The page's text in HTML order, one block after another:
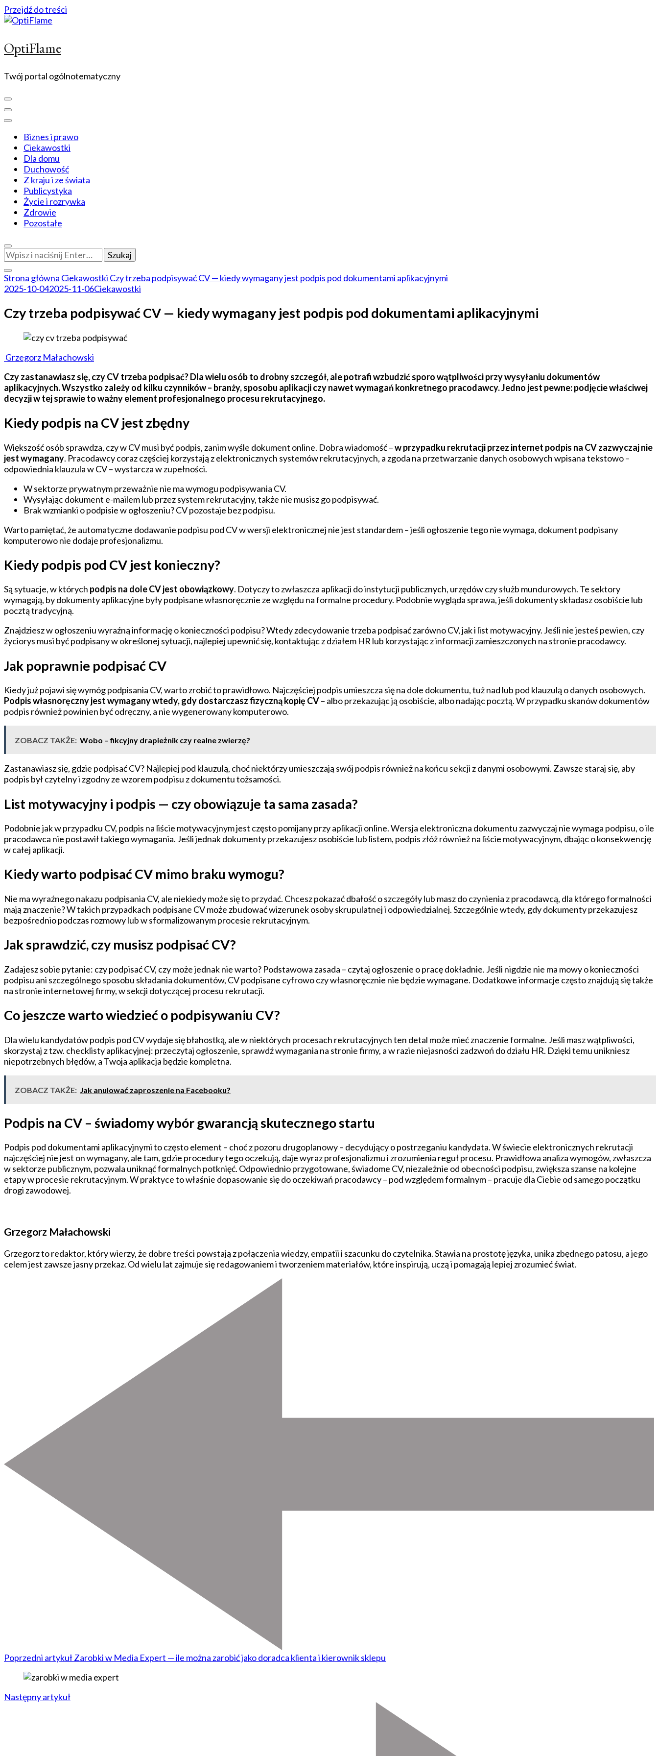
Przejdź do treści
OptiFlame
Twój portal ogólnotematyczny
Biznes i prawo
Ciekawostki
Dla domu
Duchowość
Z kraju i ze świata
Publicystyka
Życie i rozrywka
Zdrowie
Pozostałe
Szukasz
czegoś?
Strona główna Ciekawostki Czy trzeba podpisywać CV — kiedy wymagany jest podpis pod dokumentami aplikacyjnymi
2025-10-042025-11-06Ciekawostki
Czy trzeba podpisywać CV — kiedy wymagany jest podpis pod dokumentami aplikacyjnymi
Grzegorz Małachowski
Czy zastanawiasz się, czy CV trzeba podpisać? Dla wielu osób to drobny szczegół, ale potrafi wzbudzić sporo wątpliwości przy wysyłaniu dokumentów
aplikacyjnych. Wszystko zależy od kilku czynników – branży, sposobu aplikacji czy nawet wymagań konkretnego pracodawcy. Jedno jest pewne: podjęcie właściwej
decyzji w tej sprawie to ważny element profesjonalnego procesu rekrutacyjnego.
Kiedy podpis na CV jest zbędny
Większość osób sprawdza, czy w CV musi być podpis, zanim wyśle dokument online. Dobra wiadomość –w przypadku rekrutacji przez internet podpis na CV zazwyczaj nie
jest wymagany. Pracodawcy coraz częściej korzystają z elektronicznych systemów rekrutacyjnych, a zgoda na przetwarzanie danych osobowych wpisana tekstowo –
odpowiednia klauzula w CV – wystarcza w zupełności.
W sektorze prywatnym przeważnie nie ma wymogu podpisywania CV.
Wysyłając dokument e-mailem lub przez system rekrutacyjny, także nie musisz go podpisywać.
Brak wzmianki o podpisie w ogłoszeniu? CV pozostaje bez podpisu.
Warto pamiętać, że automatyczne dodawanie podpisu pod CV w wersji elektronicznej nie jest standardem – jeśli ogłoszenie tego nie wymaga, dokument podpisany
komputerowo nie dodaje profesjonalizmu.
Kiedy podpis pod CV jest konieczny?
Są sytuacje, w których podpis na dole CV jest obowiązkowy. Dotyczy to zwłaszcza aplikacji do instytucji publicznych, urzędów czy służb mundurowych. Te sektory
wymagają, by dokumenty aplikacyjne były podpisane własnoręcznie ze względu na formalne procedury. Podobnie wygląda sprawa, jeśli dokumenty składasz osobiście lub
pocztą tradycyjną.
Znajdziesz w ogłoszeniu wyraźną informację o konieczności podpisu? Wtedy zdecydowanie trzeba podpisać zarówno CV, jak i list motywacyjny. Jeśli nie jesteś pewien, czy
życiorys musi być podpisany w określonej sytuacji, najlepiej upewnić się, kontaktując z działem HR lub korzystając z informacji zamieszczonych na stronie pracodawcy.
Jak poprawnie podpisać CV
Kiedy już pojawi się wymóg podpisania CV, warto zrobić to prawidłowo. Najczęściej podpis umieszcza się na dole dokumentu, tuż nad lub pod klauzulą o danych osobowych.
Podpis własnoręczny jest wymagany wtedy, gdy dostarczasz fizyczną kopię CV– albo przekazując ją osobiście, albo nadając pocztą. W przypadku skanów dokumentów
podpis również powinien być odręczny, a nie wygenerowany komputerowo.
ZOBACZ TAKŻE: Wobo – fikcyjny drapieżnik czy realne zwierzę?
Zastanawiasz się, gdzie podpisać CV? Najlepiej pod klauzulą, choć niektórzy umieszczają swój podpis również na końcu sekcji z danymi osobowymi. Zawsze staraj się, aby
podpis był czytelny i zgodny ze wzorem podpisu z dokumentu tożsamości.
List motywacyjny i podpis — czy obowiązuje ta sama zasada?
Podobnie jak w przypadku CV, podpis na liście motywacyjnym jest często pomijany przy aplikacji online. Wersja elektroniczna dokumentu zazwyczaj nie wymaga podpisu, o ile
pracodawca nie postawił takiego wymagania. Jeśli jednak dokumenty przekazujesz osobiście lub listem, podpis złóż również na liście motywacyjnym, dbając o konsekwencję
w całej aplikacji.
Kiedy warto podpisać CV mimo braku wymogu?
Nie ma wyraźnego nakazu podpisania CV, ale niekiedy może się to przydać. Chcesz pokazać dbałość o szczegóły lub masz do czynienia z pracodawcą, dla którego formalności
mają znaczenie? W takich przypadkach podpisane CV może zbudować wizerunek osoby skrupulatnej i odpowiedzialnej. Szczególnie wtedy, gdy dokumenty przekazujesz
bezpośrednio podczas rozmowy lub w sformalizowanym procesie rekrutacyjnym.
Jak sprawdzić, czy musisz podpisać CV?
Zadajesz sobie pytanie: czy podpisać CV, czy może jednak nie warto? Podstawowa zasada – czytaj ogłoszenie o pracę dokładnie. Jeśli nigdzie nie ma mowy o konieczności
podpisu ani szczególnego sposobu składania dokumentów, CV podpisane cyfrowo czy własnoręcznie nie będzie wymagane. Dodatkowe informacje często znajdują się także
na stronie internetowej firmy, w sekcji dotyczącej procesu rekrutacji.
Co jeszcze warto wiedzieć o podpisywaniu CV?
Dla wielu kandydatów podpis pod CV wydaje się błahostką, ale w niektórych procesach rekrutacyjnych ten detal może mieć znaczenie formalne. Jeśli masz wątpliwości,
skorzystaj z tzw. checklisty aplikacyjnej: przeczytaj ogłoszenie, sprawdź wymagania na stronie firmy, a w razie niejasności zadzwoń do działu HR. Dzięki temu unikniesz
niepotrzebnych błędów, a Twoja aplikacja będzie kompletna.
ZOBACZ TAKŻE: Jak anulować zaproszenie na Facebooku?
Podpis na CV – świadomy wybór gwarancją skutecznego startu
Podpis pod dokumentami aplikacyjnymi to często element – choć z pozoru drugoplanowy – decydujący o postrzeganiu kandydata. W świecie elektronicznych rekrutacji
najczęściej nie jest on wymagany, ale tam, gdzie procedury tego oczekują, daje wyraz profesjonalizmu i zrozumienia reguł procesu. Prawidłowa analiza wymogów, zwłaszcza
w sektorze publicznym, pozwala uniknąć formalnych potknięć. Odpowiednio przygotowane, świadome CV, niezależnie od obecności podpisu, zwiększa szanse na kolejne
etapy w procesie rekrutacyjnym. W praktyce to właśnie dopasowanie się do oczekiwań pracodawcy – pod względem formalnym – pracuje dla Ciebie od samego początku
drogi zawodowej.
Grzegorz Małachowski
Grzegorz to redaktor, który wierzy, że dobre treści powstają z połączenia wiedzy, empatii i szacunku do czytelnika. Stawia na prostotę języka, unika zbędnego patosu, a jego
celem jest zawsze jasny przekaz. Od wielu lat zajmuje się redagowaniem i tworzeniem materiałów, które inspirują, uczą i pomagają lepiej zrozumieć świat.
Poprzedni artykułZarobki w Media Expert — ile można zarobić jako doradca klienta i kierownik sklepu
Następny artykuł